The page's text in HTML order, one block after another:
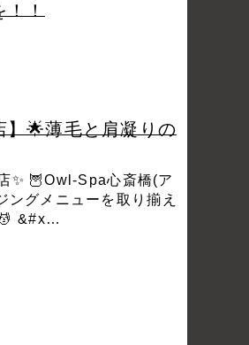
！
】🌟薄毛と肩凝りの
✨ 🦉Owl-Spa心斎橋(ア
ングメニューを取り揃え
&#x…